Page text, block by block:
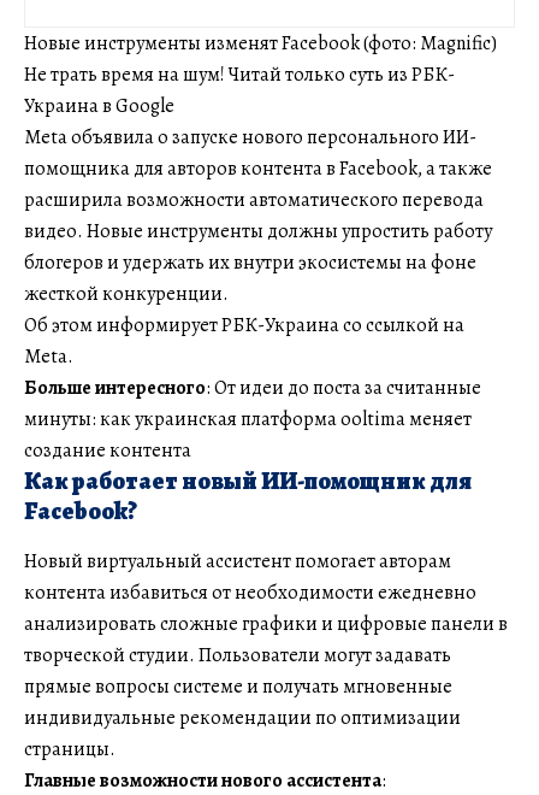
Новые инструменты изменят Facebook (фото: Magnific)
Не трать время на шум! Читай только суть из РБК-
Украина в Google
Meta объявила о запуске нового персонального ИИ-
помощника для авторов контента в Facebook, а также
расширила возможности автоматического перевода
видео. Новые инструменты должны упростить работу
блогеров и удержать их внутри экосистемы на фоне
жесткой конкуренции.
Об этом информирует РБК-Украина со ссылкой на
Meta.
Больше интересного: От идеи до поста за считанные
минуты: как украинская платформа ooltima меняет
создание контента
Как работает новый ИИ-помощник для
Facebook?
Новый виртуальный ассистент помогает авторам
контента избавиться от необходимости ежедневно
анализировать сложные графики и цифровые панели в
творческой студии. Пользователи могут задавать
прямые вопросы системе и получать мгновенные
индивидуальные рекомендации по оптимизации
страницы.
Главные возможности нового ассистента: